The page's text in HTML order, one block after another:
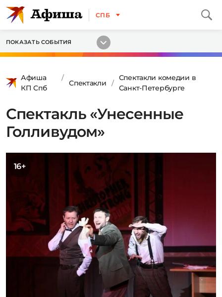
СПБ
ПОКАЗАТЬ СОБЫТИЯ
Афиша
КП Спб
Спектакли
Спектакли комедии в
Санкт-Петербурге
Спектакль «Унесенные
Голливудом»
16+